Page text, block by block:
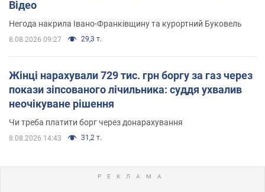
Відео
Негода накрила Івано-Франківщину та курортний Буковель
8.08.2026 09:27 29,3 т.
Жінці нарахували 729 тис. грн боргу за газ через
покази зіпсованого лічильника: суддя ухвалив
неочікуване рішення
Чи треба платити борг через донарахування
8.08.2026 14:43 31,2 т.